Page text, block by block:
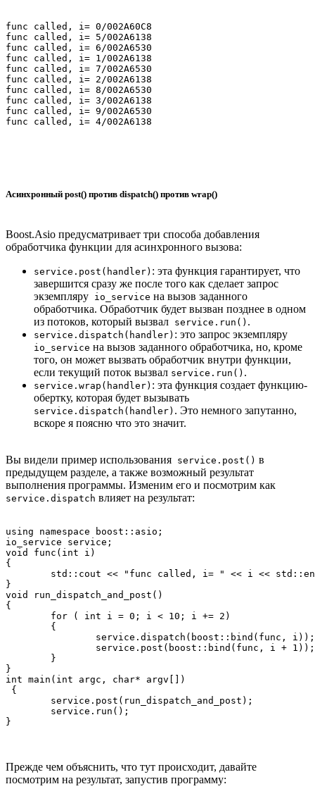
func called, i= 0/002A60C8
func called, i= 5/002A6138
func called, i= 6/002A6530
func called, i= 1/002A6138
func called, i= 7/002A6530
func called, i= 2/002A6138
func called, i= 8/002A6530
func called, i= 3/002A6138
func called, i= 9/002A6530
Асинхронный post() против dispatch() против wrap()
Boost.Asio предусматривает три способа добавления
обработчика функции для асинхронного вызова:
service.post(handler) : эта функция гарантирует, что
завершится сразу же после того как сделает запрос
экземпляру io_service на вызов заданного
обработчика. Обработчик будет вызван позднее в одном
из потоков, который вызвал service.run() .
service.dispatch(handler) : это запрос экземпляру
io_service на вызов заданного обработчика, но, кроме
того, он может вызвать обработчик внутри функции,
если текущий поток вызвал service.run() .
service.wrap(handler) : эта функция создает функцию-
обертку, которая будет вызывать
service.dispatch(handler) . Это немного запутанно,
вскоре я поясню что это значит.
Вы видели пример использования service.post() в
предыдущем разделе, а также возможный результат
выполнения программы. Изменим его и посмотрим как
service.dispatch влияет на результат:
using namespace boost::asio;
io_service service;
void func(int i)
{
}
void run_dispatch_and_post()
{
}
int main(int argc, char* argv[])
{
Прежде чем объяснить, что тут происходит, давайте
посмотрим на результат, запустив программу: